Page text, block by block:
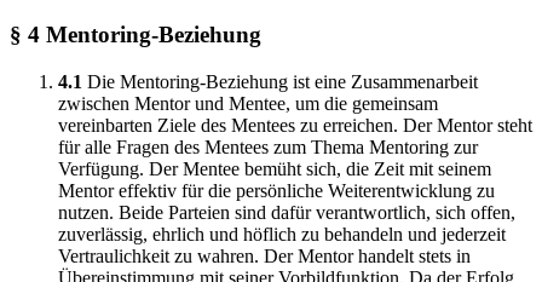
§ 4 Mentoring-Beziehung
4.1 Die Mentoring-Beziehung ist eine Zusammenarbeit
zwischen Mentor und Mentee, um die gemeinsam
vereinbarten Ziele des Mentees zu erreichen. Der Mentor steht
für alle Fragen des Mentees zum Thema Mentoring zur
Verfügung. Der Mentee bemüht sich, die Zeit mit seinem
Mentor effektiv für die persönliche Weiterentwicklung zu
nutzen. Beide Parteien sind dafür verantwortlich, sich offen,
zuverlässig, ehrlich und höflich zu behandeln und jederzeit
Vertraulichkeit zu wahren. Der Mentor handelt stets in
Übereinstimmung mit seiner Vorbildfunktion. Da der Erfolg